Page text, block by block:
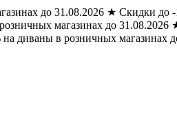
до 31.08.2026 ★ Скидки до -
магазинах до 31.08.2026
диваны в розничных магазинах